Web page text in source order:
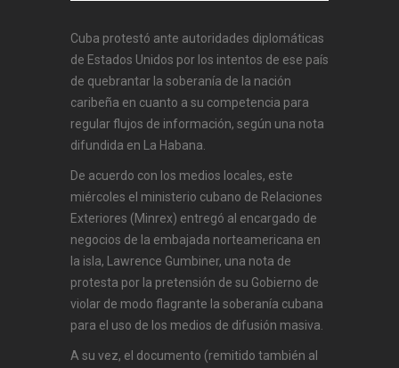
Cuba protestó ante autoridades diplomáticas
de Estados Unidos por los intentos de ese país
de quebrantar la soberanía de la nación
caribeña en cuanto a su competencia para
regular flujos de información, según una nota
difundida en La Habana.
De acuerdo con los medios locales, este
miércoles el ministerio cubano de Relaciones
Exteriores (Minrex) entregó al encargado de
negocios de la embajada norteamericana en
la isla, Lawrence Gumbiner, una nota de
protesta por la pretensión de su Gobierno de
violar de modo flagrante la soberanía cubana
para el uso de los medios de difusión masiva.
A su vez, el documento (remitido también al